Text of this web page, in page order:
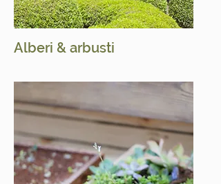
Alberi & arbusti